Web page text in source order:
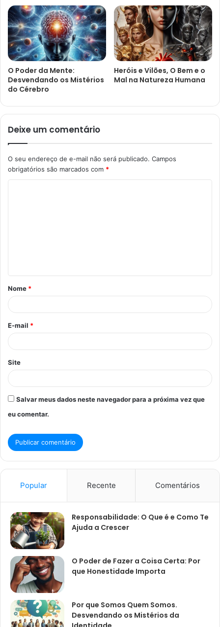
O Poder da Mente:
Desvendando os Mistérios
do Cérebro
Heróis e Vilões, O Bem e o
Mal na Natureza Humana
Deixe um comentário
O seu endereço de e-mail não será publicado. Campos
obrigatórios são marcados com *
á
r
*
Nome *
E-mail *
Site
Salvar meus dados neste navegador para a próxima vez que
eu comentar.
Popular Recente Comentários
Responsabilidade: O Que é e Como Te
Ajuda a Crescer
O Poder de Fazer a Coisa Certa: Por
que Honestidade Importa
Por que Somos Quem Somos.
Desvendando os Mistérios da